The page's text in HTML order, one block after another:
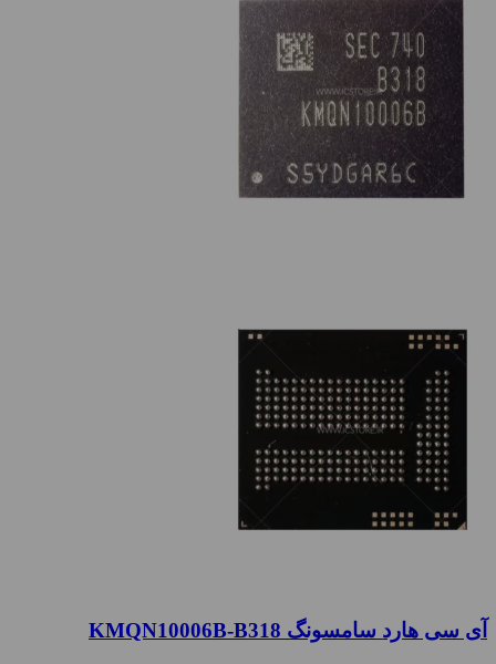
آی سی هارد سامسونگ KMQN10006B-B318